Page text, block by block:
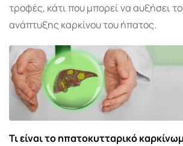
τροφές, κάτι που μπορεί να αυξήσει
ανάπτυξης καρκίνου του ήπατος.
Τι είναι το ηπατοκυτταρικό